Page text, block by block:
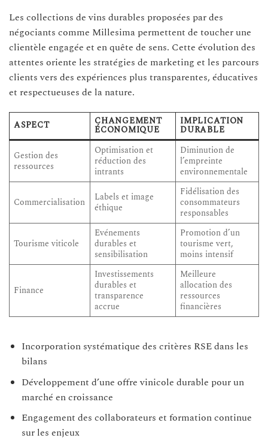
Les collections de vins durables proposées par des
négociants comme Millesima permettent de toucher une
clientèle engagée et en quête de sens. Cette évolution des
attentes oriente les stratégies de marketing et les parcours
clients vers des expériences plus transparentes, éducatives
et respectueuses de la nature.
ASPECT CHANGEMENT
ÉCONOMIQUE
IMPLICATION
DURABLE
Gestion des
ressources
Optimisation et
réduction des
intrants
Diminution de
l’empreinte
environnementale
Commercialisation
Labels et image
éthique
Fidélisation des
consommateurs
responsables
Tourisme viticole
Evénements
durables et
sensibilisation
Promotion d’un
tourisme vert,
moins intensif
Finance
Investissements
durables et
transparence
accrue
Meilleure
allocation des
ressources
financières
Incorporation systématique des critères RSE dans les
bilans
Développement d’une offre vinicole durable pour un
marché en croissance
Engagement des collaborateurs et formation continue
sur les enjeux